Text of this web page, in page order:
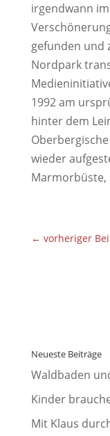
irgendwann
gefunden und
Nordpark
1992 am
hinter dem
wieder
Marmorbüste,
← vorheriger
Neueste Beiträge
Waldbaden
Kinder
Mit Klaus